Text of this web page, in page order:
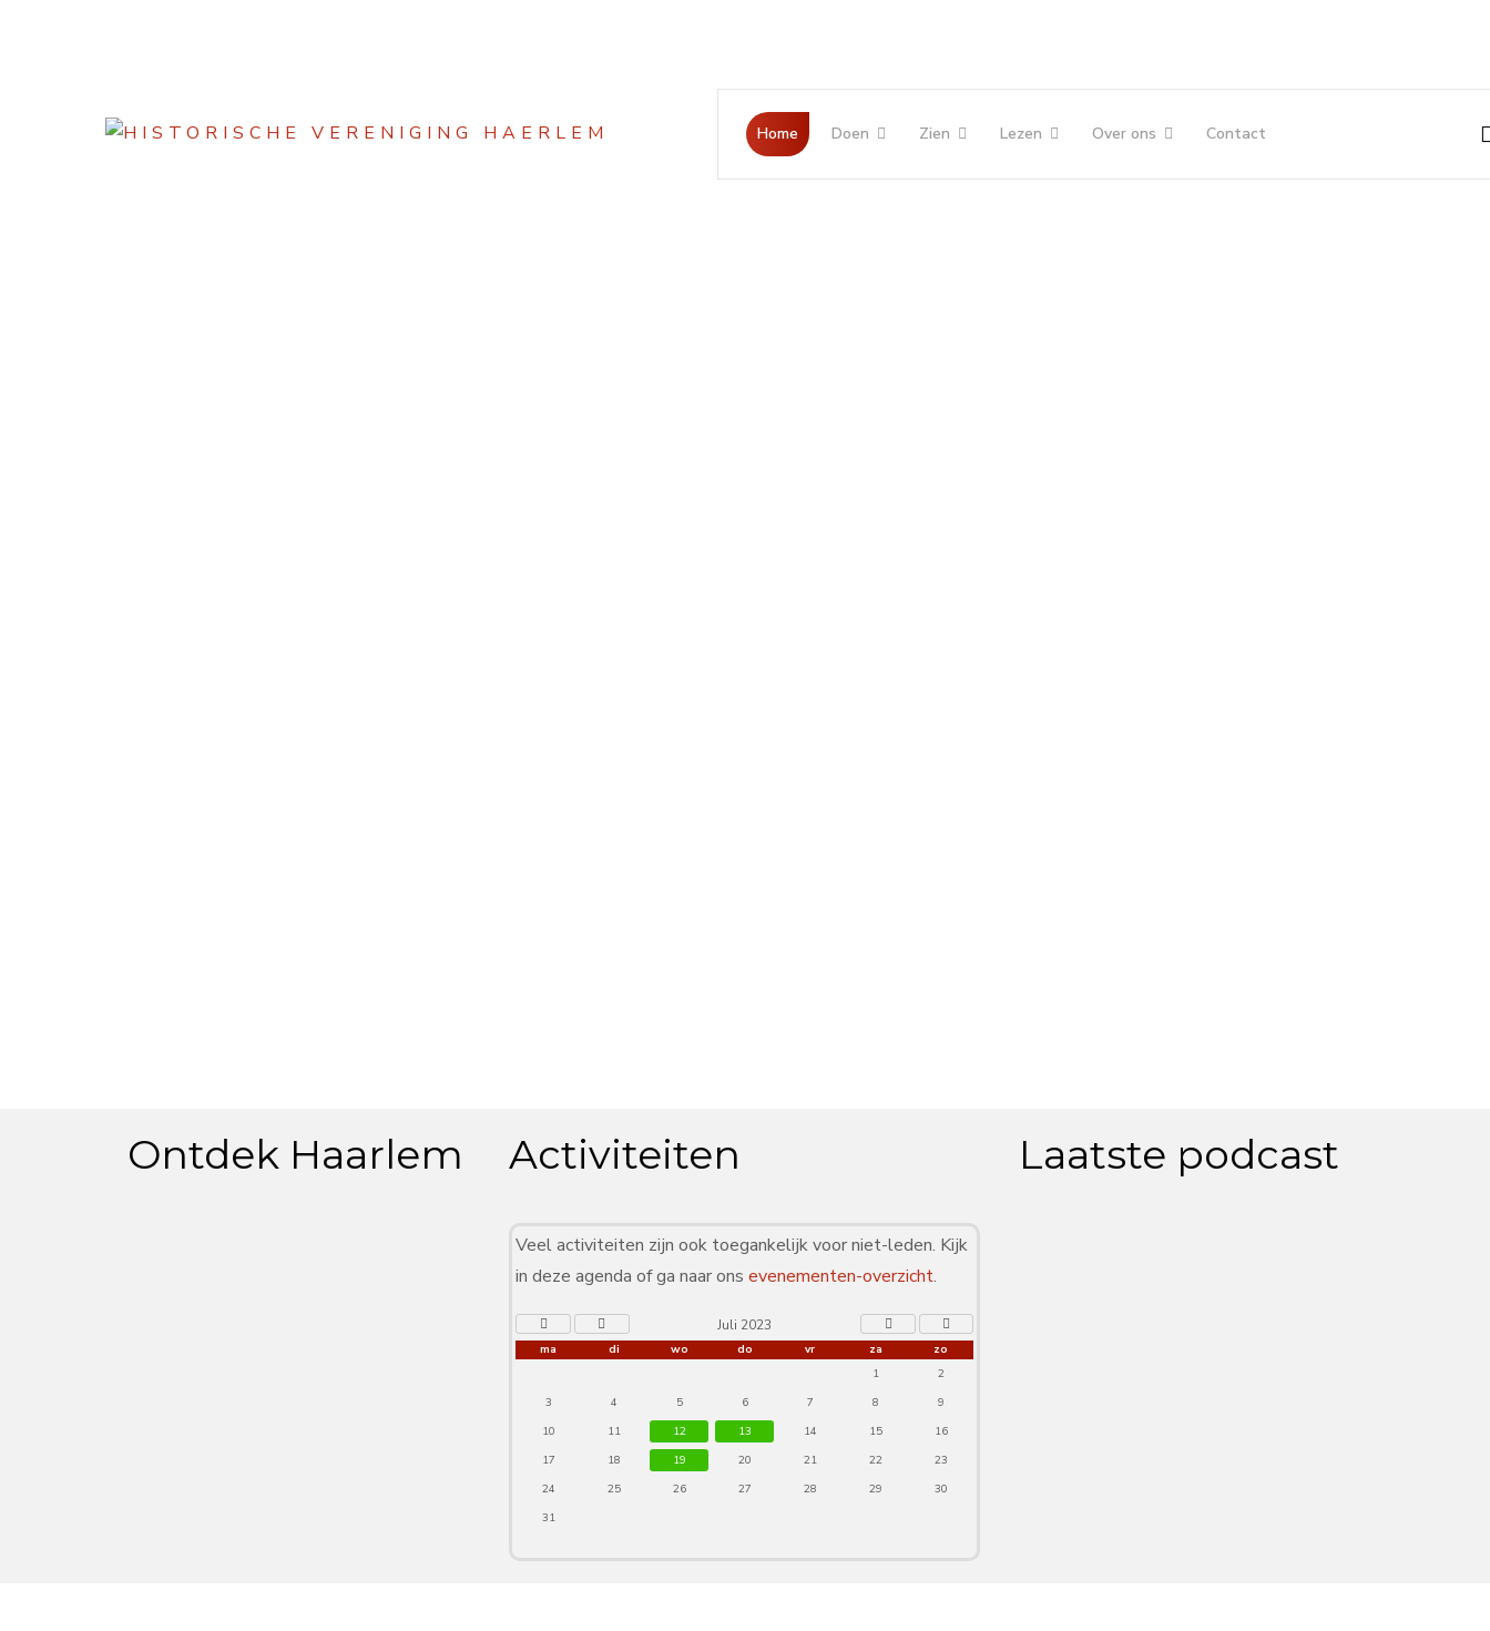
Home Doen Zien Lezen Over ons Contact
Ontdek Haarlem Activiteiten
Veel activiteiten zijn ook toegankelijk voor niet-leden. Kijk
in deze agenda of ga naar onsevenementen-overzicht.
Juli 2023
ma di wo do vr za
zo
1
2
3
4 5 6 7 8
9
10
11 12 13 14 15
16
17
18 19 20 21 22
23
24
25 26 27 28 29
30
31
Laatste podcast